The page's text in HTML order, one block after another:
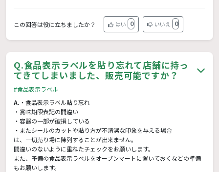
この回答は役に立ちましたか？ はい 0 いいえ 0
Q.食品表示ラベルを貼り忘れて店舗に持っ
てきてしまいました、販売可能ですか？
#食品表示ラベル
A. ・食品表示ラベル貼り忘れ
・賞味期限表記の間違い
・容器の一部が破損している
・またシールのカットや貼り方が不清潔な印象を与える場合
は、一切売り場に陳列することが出来ません。
間違いのないように重ねたチェックをお願いします。
また、予備の食品表示ラベルをオープンマートに置いておくなどの準備
もお願いします。